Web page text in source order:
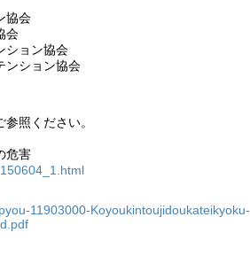
協会
会
ション協会
ンション協会
照ください。
危害
11903000-Koyoukintoujidoukateikyoku-